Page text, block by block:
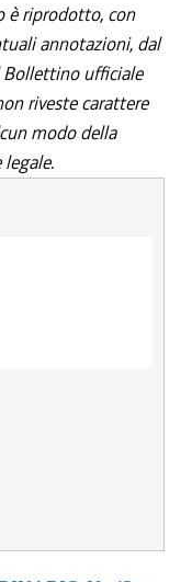
è riprodotto, con
annotazioni, dal
ufficiale
riveste carattere
modo della